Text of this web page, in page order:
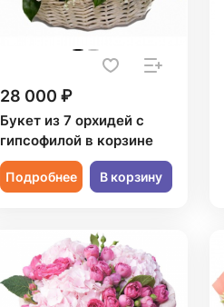
28 000 ₽
Букет из 7 орхидей с
гипсофилой в корзине
Подробнее В корзину